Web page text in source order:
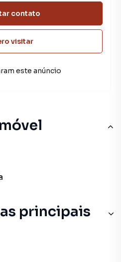
principais
contato
visitar
este anúncio